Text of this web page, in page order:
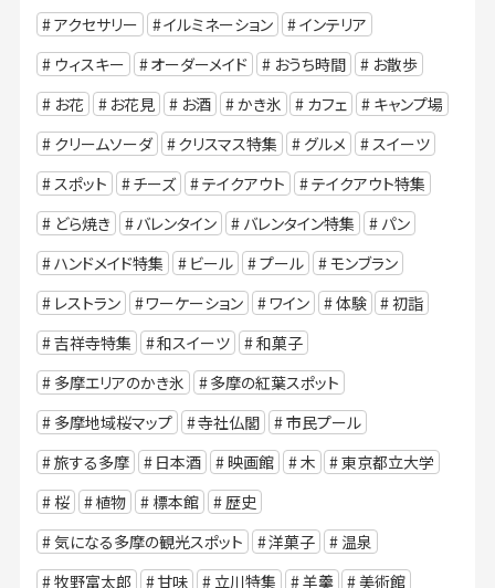
アクセサリー
イルミネーション
インテリア
ウィスキー
オーダーメイド おうち時間
お散歩
お花
お花見 お酒 かき氷 カフェ
キャンプ場
クリームソーダ
クリスマス特集 グルメ
スイーツ
スポット
チーズ テイクアウト
テイクアウト特集
どら焼き
バレンタイン バレンタイン特集
パン
ハンドメイド特集
ビール プール
モンブラン
レストラン
ワーケーション ワイン 体験
初詣
吉祥寺特集
和スイーツ
和菓子
多摩エリアのかき氷
多摩の紅葉スポット
多摩地域桜マップ
寺社仏閣
市民プール
旅する多摩
日本酒 映画館 木
東京都立大学
桜
植物 標本館
歴史
気になる多摩の観光スポット
洋菓子
温泉
牧野富太郎
甘味 立川特集 羊羹 美術館